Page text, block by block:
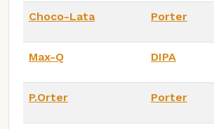
Choco-Lata Porter
Max-Q DIPA
P.Orter Porter